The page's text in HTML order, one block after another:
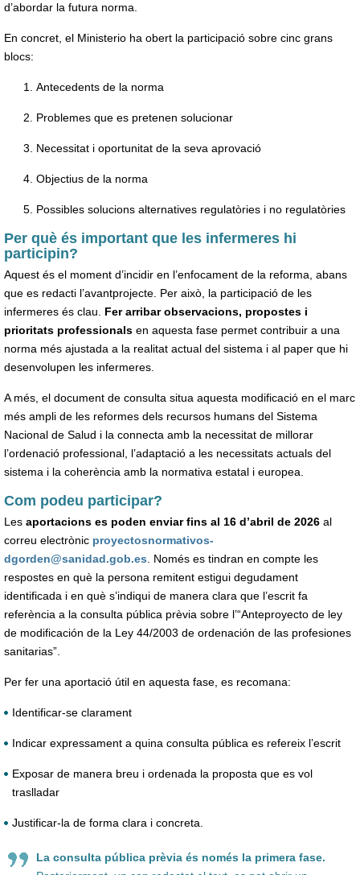
d’abordar la futura norma.
En concret, el Ministerio ha obert la participació sobre cinc grans
blocs:
Antecedents de la norma
Problemes que es pretenen solucionar
Necessitat i oportunitat de la seva aprovació
Objectius de la norma
Possibles solucions alternatives regulatòries i no regulatòries
Per què és important que les infermeres hi
participin?
Aquest és el moment d’incidir en l’enfocament de la reforma, abans
que es redacti l’avantprojecte. Per això, la participació de les
infermeres és clau. Fer arribar observacions, propostes i
prioritats professionals en aquesta fase permet contribuir a una
norma més ajustada a la realitat actual del sistema i al paper que hi
desenvolupen les infermeres.
A més, el document de consulta situa aquesta modificació en el marc
més ampli de les reformes dels recursos humans del Sistema
Nacional de Salud i la connecta amb la necessitat de millorar
l’ordenació professional, l’adaptació a les necessitats actuals del
sistema i la coherència amb la normativa estatal i europea.
Com podeu participar?
Les aportacions es poden enviar fins al 16 d’abril de 2026 al
correu electrònic proyectosnormativos-
dgorden@sanidad.gob.es. Només es tindran en compte les
respostes en què la persona remitent estigui degudament
identificada i en què s’indiqui de manera clara que l’escrit fa
referència a la consulta pública prèvia sobre l’“Anteproyecto de ley
de modificación de la Ley 44/2003 de ordenación de las profesiones
sanitarias”.
Per fer una aportació útil en aquesta fase, es recomana:
Identificar-se clarament
Indicar expressament a quina consulta pública es refereix l’escrit
Exposar de manera breu i ordenada la proposta que es vol
traslladar
Justificar-la de forma clara i concreta.
La consulta pública prèvia és només la primera fase.